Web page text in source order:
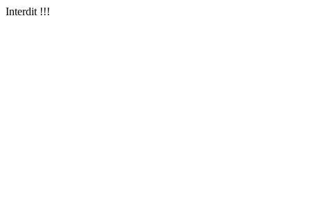
Interdit !!!